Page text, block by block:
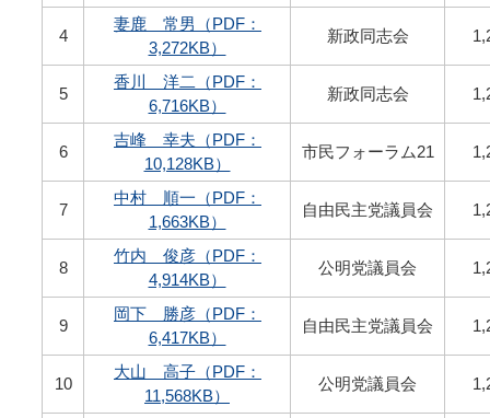
4
妻鹿 常男（PDF：
3,272KB）
新政同志会
5
香川 洋二（PDF：
6,716KB）
新政同志会
6
吉峰 幸夫（PDF：
10,128KB）
市民フォーラム21
7
中村 順一（PDF：
1,663KB）
自由民主党議員会
8
竹内 俊彦（PDF：
4,914KB）
公明党議員会
9
岡下 勝彦（PDF：
6,417KB）
自由民主党議員会
10
大山 高子（PDF：
11,568KB）
公明党議員会